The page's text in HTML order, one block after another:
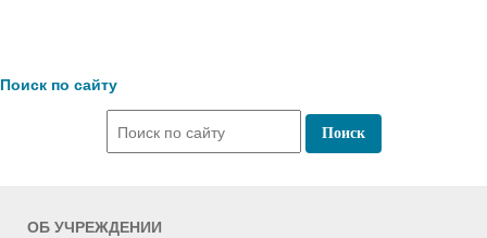
Поиск по сайту
ОБ УЧРЕЖДЕНИИ